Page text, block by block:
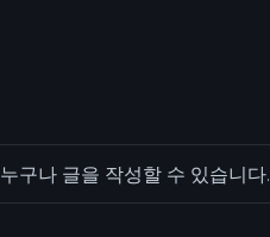
누구나 글을 작성할 수 있습니다.